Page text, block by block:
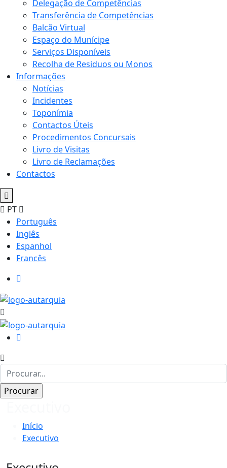
Delegação de Competências
Transferência de Competências
Balcão Virtual
Espaço do Munícipe
Serviços Disponíveis
Recolha de Residuos ou Monos
Informações
Notícias
Incidentes
Toponímia
Contactos Úteis
Procedimentos Concursais
Livro de Visitas
Livro de Reclamações
Contactos
PT
Português
Inglês
Espanhol
Francês
Início
Executivo